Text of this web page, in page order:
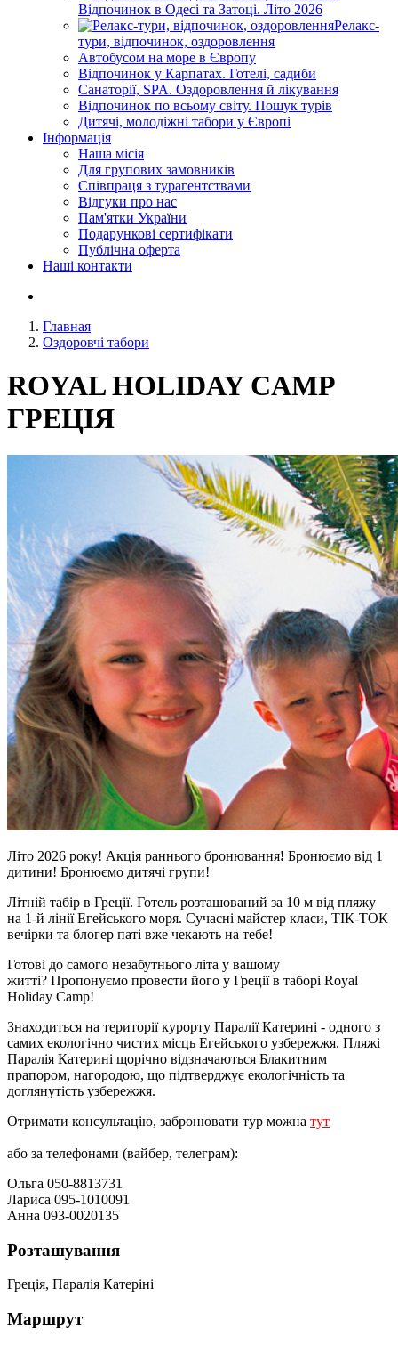
Відпочинок в Одесі та Затоці. Літо 2026
Релакс-
тури, відпочинок, оздоровлення
Автобусом на море в Європу
Відпочинок у Карпатах. Готелі, садиби
Санаторії, SPA. Оздоровлення й лікування
Відпочинок по всьому світу. Пошук турів
Дитячі, молодіжні табори у Європі
Інформація
Наша місія
Для групових замовників
Співпраця з турагентствами
Відгуки про нас
Пам'ятки України
Подарункові сертифікати
Публічна оферта
Наші контакти
Главная
Оздоровчі табори
ROYAL HOLIDAY CAMP
ГРЕЦІЯ
Літо 2026 року! Акція раннього бронювання! Бронюємо від 1
дитини! Бронюємо дитячі групи!
Літній табір в Греції. Готель розташований за 10 м від пляжу
на 1-й лінії Егейського моря. Сучасні майстер класи, ТІК-ТОК
вечірки та блогер паті вже чекають на тебе!
Готові до самого незабутнього літа у вашому
житті? Пропонуємо провести його у Греції в таборі Royal
Holiday Camp!
Знаходиться на території курорту Паралії Катерині - одного з
самих екологічно чистих місць Егейського узбережжя. Пляжі
Паралія Катерині щорічно відзначаються Блакитним
прапором, нагородою, що підтверджує екологічність та
доглянутість узбережжя.
Отримати консультацію, забронювати тур можна тут
або за телефонами (вайбер, телеграм):
Ольга 050-8813731
Лариса 095-1010091
Анна 093-0020135
Розташування
Греція, Паралія Катеріні
Маршрут